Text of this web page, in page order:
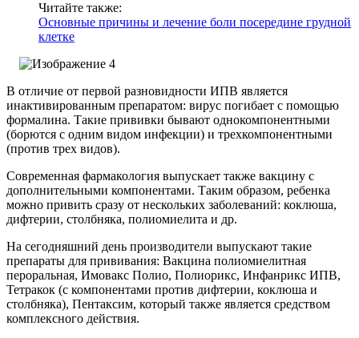
Читайте также:
Основные причины и лечение боли посередине грудной
клетке
В отличие от первой разновидности ИПВ является
инактивированным препаратом: вирус погибает с помощью
формалина. Такие прививки бывают однокомпонентными
(борются с одним видом инфекции) и трехкомпонентными
(против трех видов).
Современная фармакология выпускает также вакцину с
дополнительными компонентами. Таким образом, ребенка
можно привить сразу от нескольких заболеваний: коклюша,
дифтерии, столбняка, полиомиелита и др.
На сегодняшний день производители выпускают такие
препараты для прививания: Вакцина полиомиелитная
пероральная, Имовакс Полио, Полиорикс, Инфанрикс ИПВ,
Тетракок (с компонентами против дифтерии, коклюша и
столбняка), Пентаксим, который также является средством
комплексного действия.